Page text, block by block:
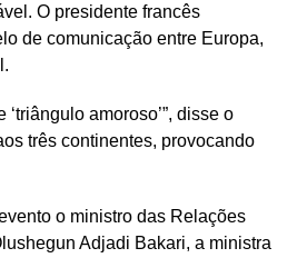
O presidente francês
de comunicação entre Europa,
amoroso’”, disse o
três continentes, provocando
o ministro das Relações
Adjadi Bakari, a ministra